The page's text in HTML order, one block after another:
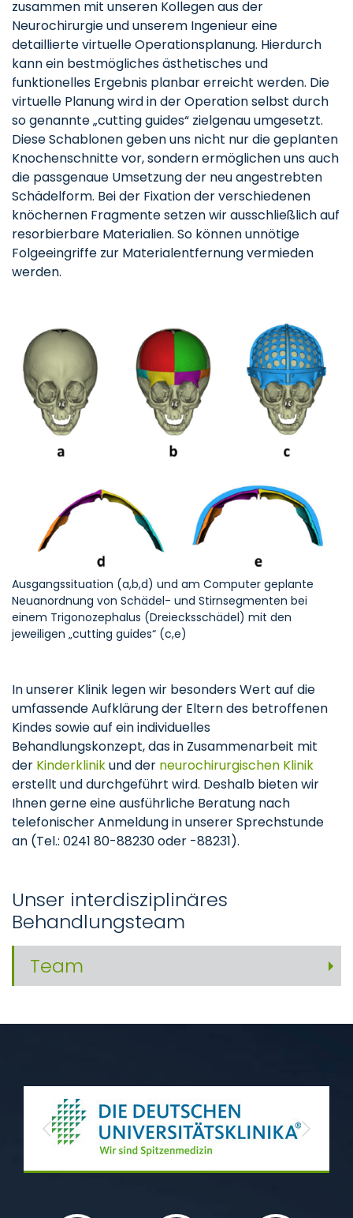
zusammen mit unseren Kollegen aus der
Neurochirurgie und unserem Ingenieur eine
detaillierte virtuelle Operationsplanung. Hierdurch
kann ein bestmögliches ästhetisches und
funktionelles Ergebnis planbar erreicht werden. Die
virtuelle Planung wird in der Operation selbst durch
so genannte „cutting guides“ zielgenau umgesetzt.
Diese Schablonen geben uns nicht nur die geplanten
Knochenschnitte vor, sondern ermöglichen uns auch
die passgenaue Umsetzung der neu angestrebten
Schädelform. Bei der Fixation der verschiedenen
knöchernen Fragmente setzen wir ausschließlich auf
resorbierbare Materialien. So können unnötige
Folgeeingriffe zur Materialentfernung vermieden
werden.
Ausgangssituation (a,b,d) und am Computer geplante
Neuanordnung von Schädel- und Stirnsegmenten bei
einem Trigonozephalus (Dreiecksschädel) mit den
jeweiligen „cutting guides“ (c,e)
In unserer Klinik legen wir besonders Wert auf die
umfassende Aufklärung der Eltern des betroffenen
Kindes sowie auf ein individuelles
Behandlungskonzept, das in Zusammenarbeit mit
der Kinderklinikund der neurochirurgischen Klinik
erstellt und durchgeführt wird. Deshalb bieten wir
Ihnen gerne eine ausführliche Beratung nach
telefonischer Anmeldung in unserer Sprechstunde
an (Tel.: 0241 80-88230 oder -88231).
Unser interdisziplinäres
Behandlungsteam
Team
Previous Next